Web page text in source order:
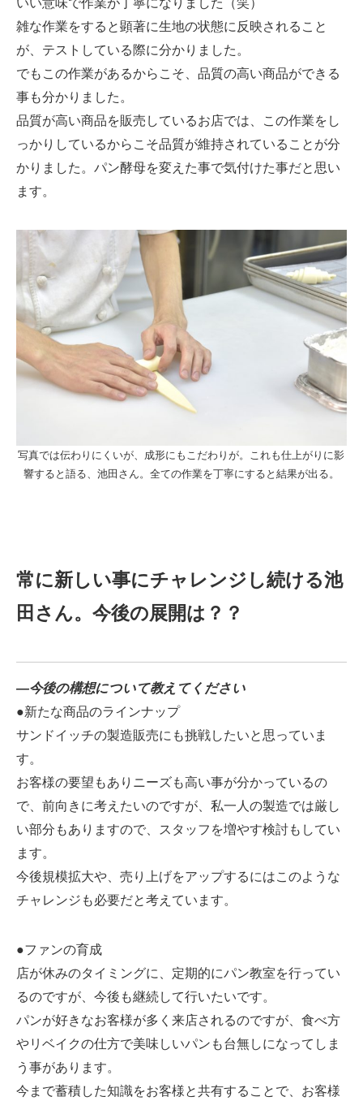
雑な作業をすると顕著に生地の状態に反映されること
が、テストしている際に分かりました。
でもこの作業があるからこそ、品質の高い商品ができる
事も分かりました。
品質が高い商品を販売しているお店では、この作業をし
っかりしているからこそ品質が維持されていることが分
かりました。パン酵母を変えた事で気付けた事だと思い
ます。
写真では伝わりにくいが、成形にもこだわりが。これも仕上がりに影
響すると語る、池田さん。全ての作業を丁寧にすると結果が出る。
常に新しい事にチャレンジし続ける池
田さん。今後の展開は？？
―今後の構想について教えてください
●新たな商品のラインナップ
サンドイッチの製造販売にも挑戦したいと思っていま
す。
お客様の要望もありニーズも高い事が分かっているの
で、前向きに考えたいのですが、私一人の製造では厳し
い部分もありますので、スタッフを増やす検討もしてい
ます。
今後規模拡大や、売り上げをアップするにはこのような
チャレンジも必要だと考えています。
●ファンの育成
店が休みのタイミングに、定期的にパン教室を行ってい
るのですが、今後も継続して行いたいです。
パンが好きなお客様が多く来店されるのですが、食べ方
やリベイクの仕方で美味しいパンも台無しになってしま
う事があります。
今まで蓄積した知識をお客様と共有することで、お客様